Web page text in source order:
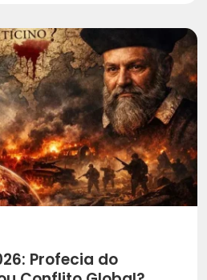
Profecia do